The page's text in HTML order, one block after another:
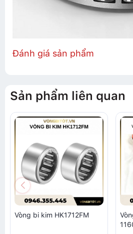
Đánh giá sản phẩm
Sản phẩm liên quan
Vòng bi kim HK1712FM